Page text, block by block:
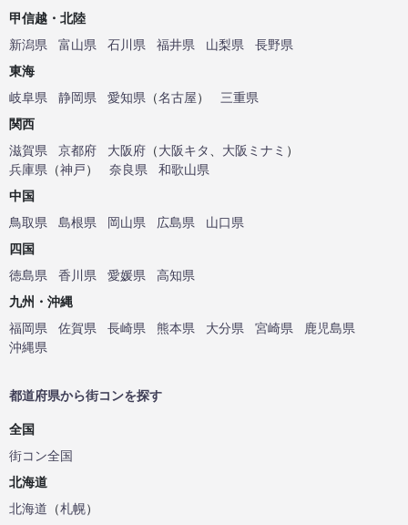
甲信越・北陸
新潟県
富山県 石川県 福井県 山梨県
長野県
東海
岐阜県
静岡県 愛知県 （名古屋）
三重県
関西
滋賀県
京都府 大阪府 （大阪キタ 大阪ミナミ ）
兵庫県 （神戸） 奈良県
和歌山県
中国
鳥取県
島根県 岡山県 広島県
山口県
四国
徳島県
香川県 愛媛県
高知県
九州・沖縄
福岡県
佐賀県 長崎県 熊本県 大分県 宮崎県
鹿児島県
沖縄県
都道府県から街コンを探す
全国
街コン全国
北海道
北海道 （札幌）